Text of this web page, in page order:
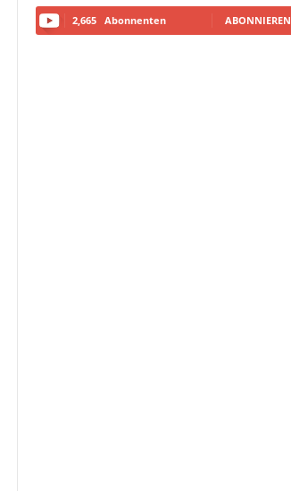
2,665 Abonnenten ABONNIEREN